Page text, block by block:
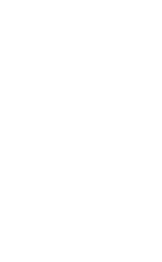
мачты в нужном